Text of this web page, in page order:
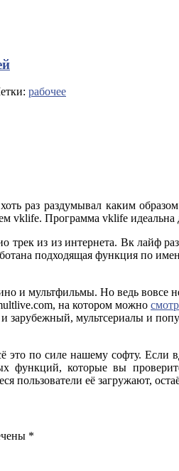
рабочее
раз раздумывал каким
vklife. Программа vklife
из из интернета. Вк лайф
подходящая функция по
и мультфильмы. Но ведь вовсе
на котором можно
зарубежный, мультсериалы и
это по силе нашему софту.
которые вы
пользователи её загружают,
*